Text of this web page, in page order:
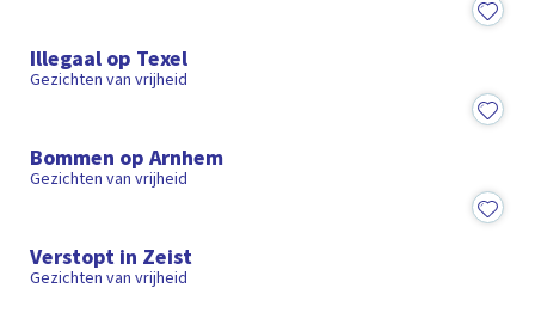
Illegaal op Texel
Gezichten van vrijheid
Bommen op Arnhem
Gezichten van vrijheid
Verstopt in Zeist
Gezichten van vrijheid